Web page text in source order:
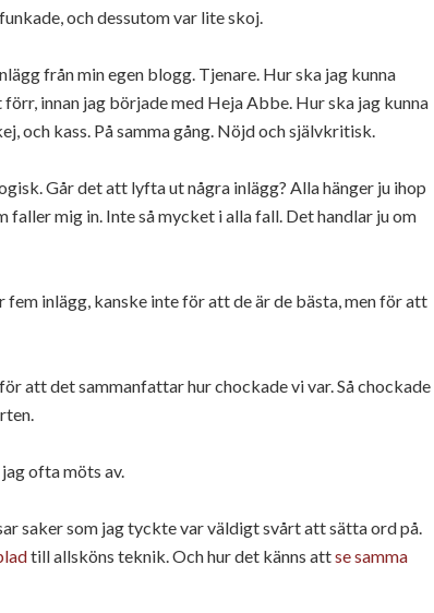
och dessutom var lite skoj.
från min egen blogg. Tjenare. Hur ska jag kunna
innan jag började med Heja Abbe. Hur ska jag kunna
och kass. På samma gång. Nöjd och självkritisk.
Går det att lyfta ut några inlägg? Alla hänger ju ihop
faller mig in. Inte så mycket i alla fall. Det handlar ju om
inlägg, kanske inte för att de är de bästa, men för att
att det sammanfattar hur chockade vi var. Så chockade
ofta möts av.
saker som jag tyckte var väldigt svårt att sätta ord på.
till allsköns teknik. Och hur det känns attse samma